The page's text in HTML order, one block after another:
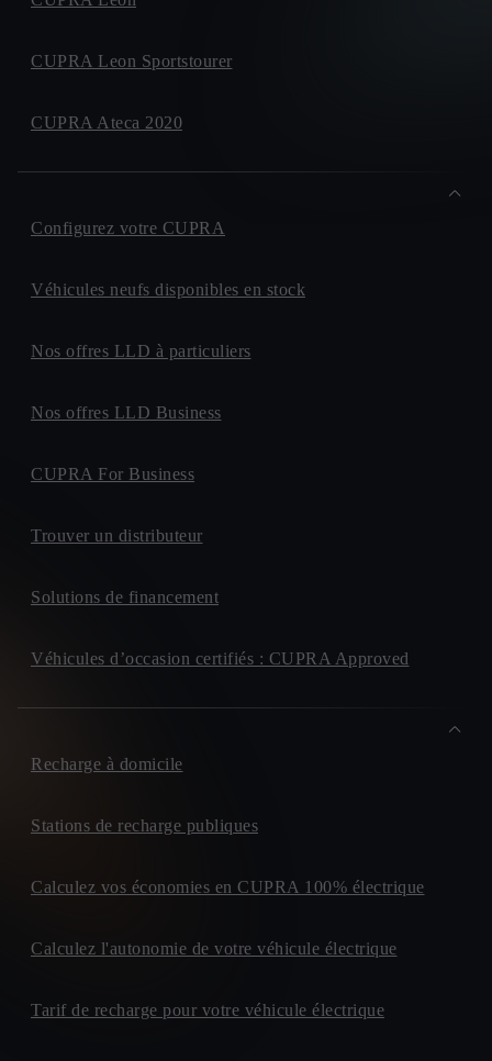
CUPRA Leon Sportstourer
CUPRA Ateca 2020
Configurez votre CUPRA
Véhicules neufs disponibles en stock
Nos offres LLD à particuliers
Nos offres LLD Business
CUPRA For Business
Trouver un distributeur
Solutions de financement
Véhicules d’occasion certifiés : CUPRA Approved
Recharge à domicile
Stations de recharge publiques
Calculez vos économies en CUPRA 100% électrique
Calculez l'autonomie de votre véhicule électrique
Tarif de recharge pour votre véhicule électrique